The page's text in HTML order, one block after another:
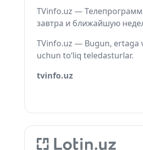
TVinfo.uz —
завтра и ближайшую
TVinfo.uz — Bugun, ertaga
uchun to‘liq teledasturlar.
tvinfo.uz